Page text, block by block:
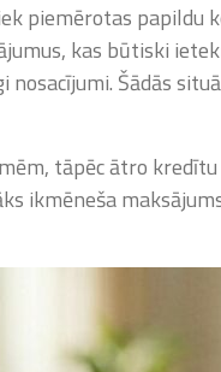
piemērotas papildu
kas būtiski
Šādās
tāpēc ātro
ikmēneša